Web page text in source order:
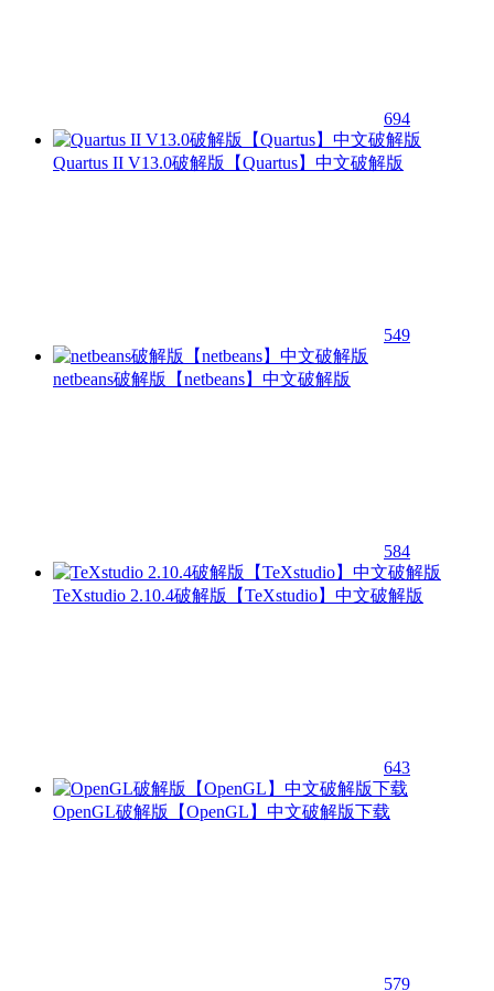
694
Quartus II V13.0破解版【Quartus】中文破解版
549
netbeans破解版【netbeans】中文破解版
584
TeXstudio 2.10.4破解版【TeXstudio】中文破解版
643
OpenGL破解版【OpenGL】中文破解版下载
579